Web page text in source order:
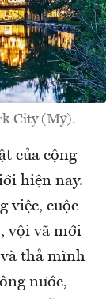
City (Mỹ).
của cộng
hiện nay.
việc, cuộc
vội vã mới
thả mình
nước,